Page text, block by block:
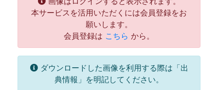
本サービスを活用いただくには会員登録をお
願いします。
会員登録は こちら から。
ダウンロードした画像を利用する際は「出
典情報」を明記してください。